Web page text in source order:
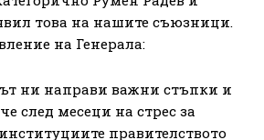
това на нашите съюзници.
на Генерала:
ни направи важни стъпки и
след месеци на стрес за
правителството